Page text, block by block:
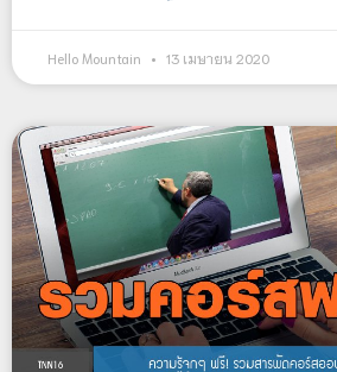
Hello Mountain 13 เมษายน 2020